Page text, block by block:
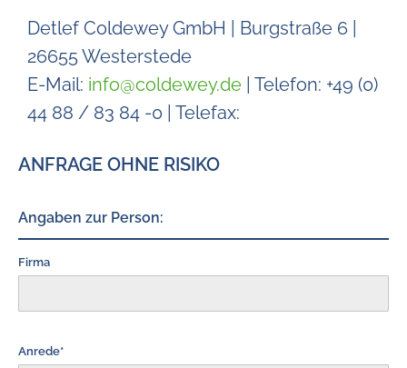
Detlef Coldewey GmbH Burgstraße 6
26655Westerstede
E-Mail: info@coldewey.de | Telefon: +49 (0)
44 88 / 83 84 -0 | Telefax:
ANFRAGE OHNE RISIKO
Angaben zur Person:
Firma
Anrede*